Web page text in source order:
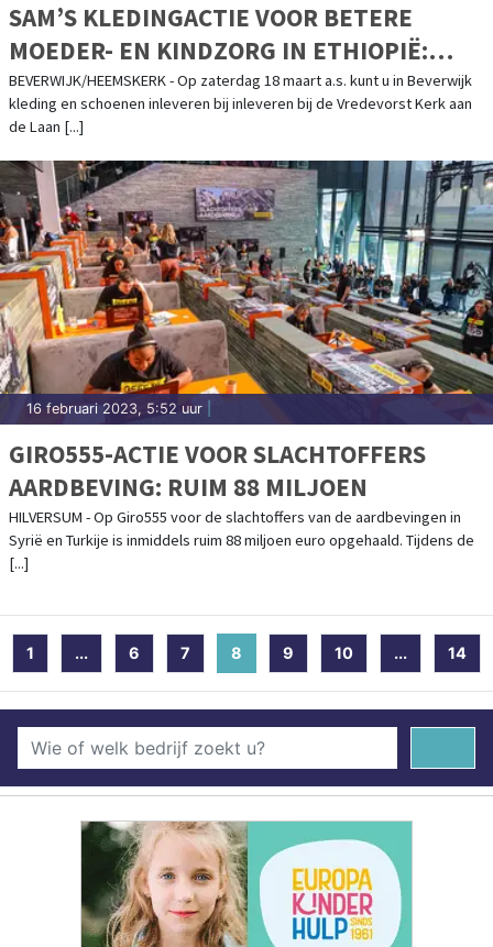
SAM’S KLEDINGACTIE VOOR BETERE
MOEDER- EN KINDZORG IN ETHIOPIË:
ACTIEDAG IN BEVERWIJK EN HEEMSKERK
BEVERWIJK/HEEMSKERK - Op zaterdag 18 maart a.s. kunt u in Beverwijk
kleding en schoenen inleveren bij inleveren bij de Vredevorst Kerk aan
de Laan [...]
16 februari 2023, 5:52 uur
GIRO555-ACTIE VOOR SLACHTOFFERS
AARDBEVING: RUIM 88 MILJOEN
HILVERSUM - Op Giro555 voor de slachtoffers van de aardbevingen in
Syrië en Turkije is inmiddels ruim 88 miljoen euro opgehaald. Tijdens de
[...]
1 ... 6 7 8 (current)
9 10 ... 14